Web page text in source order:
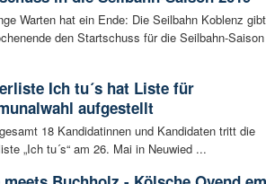
Warten hat ein Ende: Die Seilbahn Koblenz gibt
den Startschuss für die Seilbahn-Saison
Ich tu´s hat Liste für
aufgestellt
18 Kandidatinnen und Kandidaten tritt die
„Ich tu´s“ am 26. Mai in Neuwied ...